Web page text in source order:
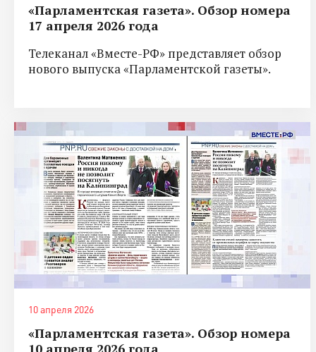
«Парламентская газета». Обзор номера
17 апреля 2026 года
Телеканал «Вместе-РФ» представляет обзор
нового выпуска «Парламентской газеты».
10 апреля 2026
«Парламентская газета». Обзор номера
10 апреля 2026 года